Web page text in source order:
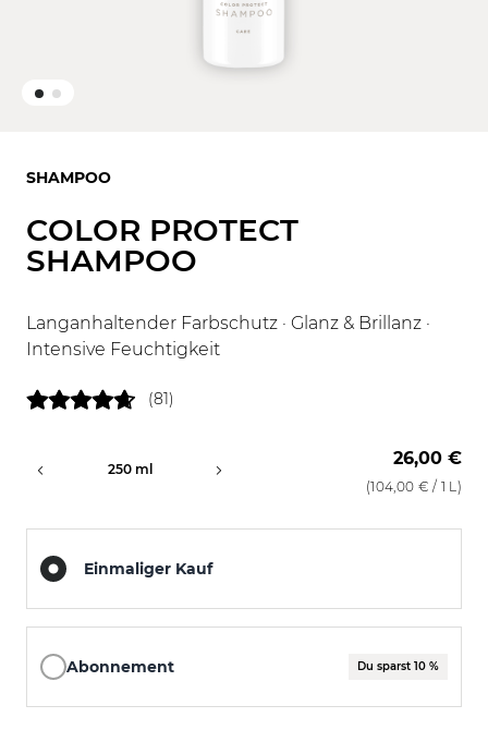
SHAMPOO
COLOR PROTECT
SHAMPOO
Langanhaltender Farbschutz · Glanz & Brillanz ·
Intensive Feuchtigkeit
(81)
250 ml
26,00 €
(104,00 € / 1 L)
Einmaliger Kauf
Abonnement Du sparst 10 %